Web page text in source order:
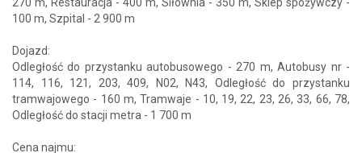
100 m, Szpital - 2 900 m
Dojazd:
Odległość do przystanku autobusowego - 270 m, Autobusy nr -
114, 116, 121, 203, 409, N02, N43, Odległość do przystanku
tramwajowego - 160 m, Tramwaje - 10, 19, 22, 23, 26, 33, 66, 78,
Odległość do stacji metra - 1 700 m
Cena najmu: